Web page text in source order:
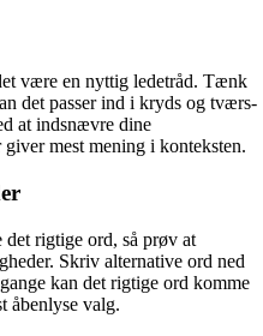
være en nyttig ledetråd. Tænk
det passer ind i kryds og tværs-
at indsnævre dine
mest mening i konteksten.
rigtige ord, så prøv at
Skriv alternative ord ned
kan det rigtige ord komme
åbenlyse valg.